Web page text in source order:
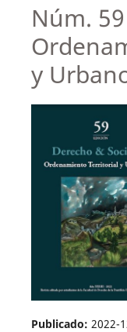
Núm.
y
Publicado: 2022-